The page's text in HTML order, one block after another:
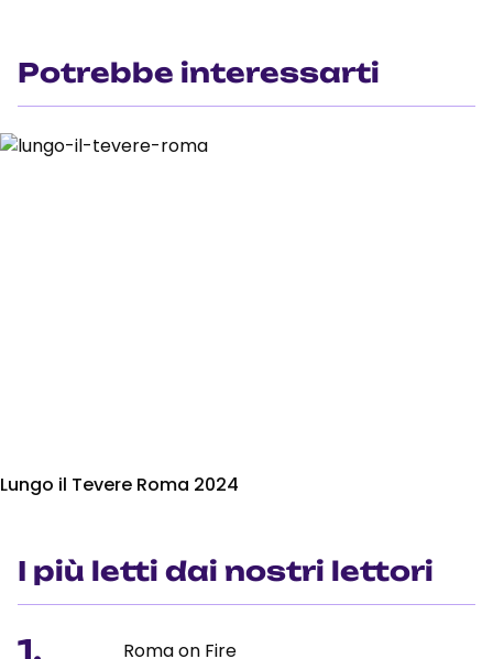
Potrebbe interessarti
Lungo il Tevere Roma 2024
I più letti dai nostri lettori
1. Roma on Fire